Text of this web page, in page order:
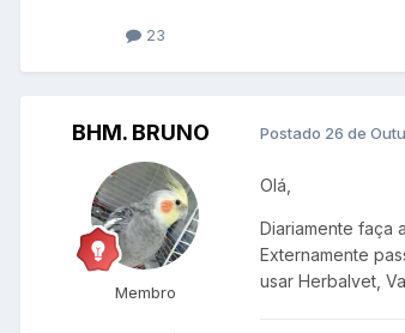
23
BHM. BRUNO
Membro
Postado 26 de
Olá,
Diariamente faça
Externamente
usar Herbalvet,